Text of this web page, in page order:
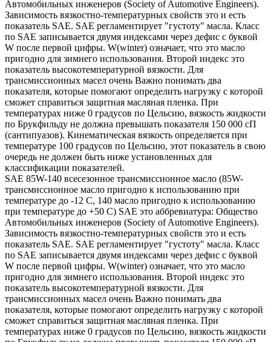
Автомобильных инженеров (Society of Automotive Engineers).
Зависимость вязкостно-температурных свойств это и есть
показатель SAE. SAE регламентирует "густоту" масла. Класс
по SAE записывается двумя индексами через дефис с буквой
W после первой цифры. W(winter) означает, что это масло
пригодно для зимнего использования. Второй индекс это
показатель высокотемпературной вязкости. Для
трансмиссионных масел очень Важно понимать два
показателя, которые помогают определить нагрузку с которой
сможет справиться защитная масляная пленка. При
температурах ниже 0 градусов по Цельсию, вязкость жидкости
по Брукфильду не должна превышать показателя 150 000 сП
(сантипуазов). Кинематическая вязкость определяется при
температуре 100 градусов по Цельсию, этот показатель в свою
очередь не должен быть ниже установленных для
классификации показателей.
SAE 85W-140 всесезонное трансмиссионное масло (85W-
трансмиссионное масло пригодно к использованию при
температуре до -12 С, 140 масло пригодно к использованию
при температуре до +50 С) SAE это аббревиатура: Общество
Автомобильных инженеров (Society of Automotive Engineers).
Зависимость вязкостно-температурных свойств это и есть
показатель SAE. SAE регламентирует "густоту" масла. Класс
по SAE записывается двумя индексами через дефис с буквой
W после первой цифры. W(winter) означает, что это масло
пригодно для зимнего использования. Второй индекс это
показатель высокотемпературной вязкости. Для
трансмиссионных масел очень Важно понимать два
показателя, которые помогают определить нагрузку с которой
сможет справиться защитная масляная пленка. При
температурах ниже 0 градусов по Цельсию, вязкость жидкости